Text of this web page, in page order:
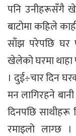
पनि उनीहरूसँगै
बाटोमा कहिले
साँझ परेपछि घर
खेलेको घरमा थाहा
। दुई÷चार दिन
मन लागिरहने
दिनपछि साथीहरू
रमाइलो लाग्छ